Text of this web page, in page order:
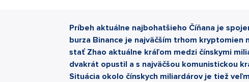
Príbeh aktuálne najbohatšieho Číňana je
burza Binance je najväčším trhom
stať Zhao aktuálne kráľom medzi čínskymi
dvakrát opustil a s najväčšou komunistickou
Situácia okolo čínskych miliardárov je tiež